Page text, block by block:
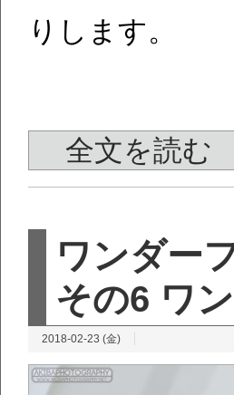
りします。
全文を読む
ワンダー
その6 ワ
2018-02-23 (金)